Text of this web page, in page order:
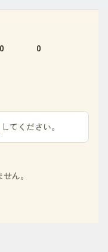
0 0
してください。
ん。